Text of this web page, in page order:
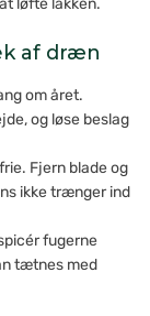
løfte lakken.
af dræn
om året.
og løse beslag
Fjern blade og
ikke trænger ind
fugerne
tætnes med